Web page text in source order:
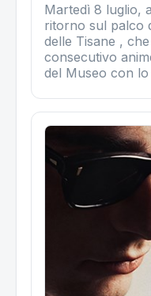
Martedì 8 luglio,
ritorno sul palco
delle Tisane ,
consecutivo
del Museo con